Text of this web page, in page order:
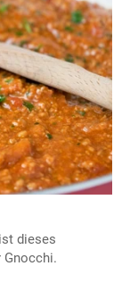
dieses
Gnocchi.